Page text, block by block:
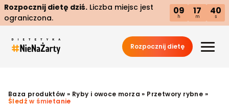
Rozpocznij dietę dziś. Liczba miejsc jest
ograniczona.
09
h
17
m
39
s
Rozpocznij dietę
Baza produktów » Ryby i owoce morza » Przetwory rybne »
Śledź w śmietanie